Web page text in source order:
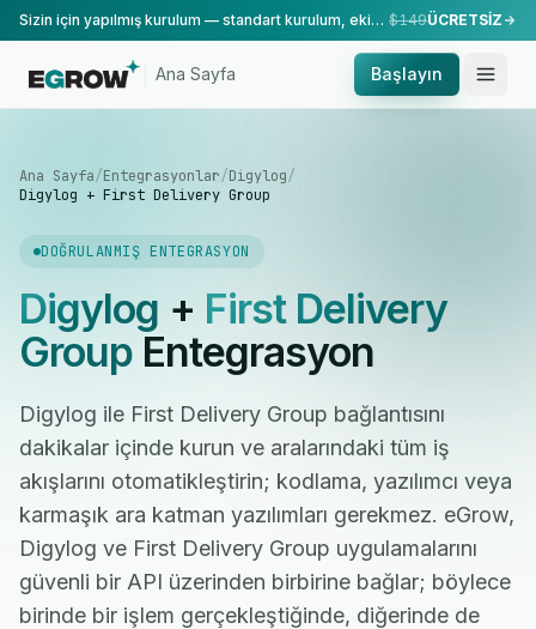
Sizin için yapılmış kurulum — standart kurulum, ekibimiz tarafından yapılır. $149ÜCRETSİZ
Ana Sayfa Başlayın
Ana Sayfa/Entegrasyonlar/Digylog/
Digylog + First Delivery Group
DOĞRULANMIŞ ENTEGRASYON
Digylog + First Delivery
GroupEntegrasyon
Digylog ile First Delivery Group bağlantısını
dakikalar içinde kurun ve aralarındaki tüm iş
akışlarını otomatikleştirin; kodlama, yazılımcı veya
karmaşık ara katman yazılımları gerekmez. eGrow,
Digylog ve First Delivery Group uygulamalarını
güvenli bir API üzerinden birbirine bağlar; böylece
birinde bir işlem gerçekleştiğinde, diğerinde de